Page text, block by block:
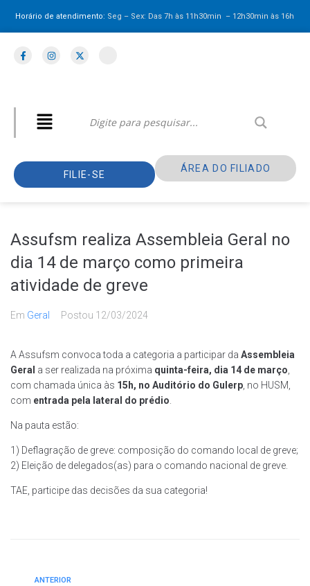
Horário de atendimento: Seg – Sex: Das 7h às 11h30min – 12h30minàs 16h
FILIE-SE
ÁREA DO FILIADO
Assufsm realiza Assembleia Geral no
dia 14 de março como primeira
atividade de greve
Em Geral Postou 12/03/2024
A Assufsm convoca toda a categoria a participar da Assembleia
Geral a ser realizada na próxima quinta-feira, dia 14 de março,
com chamada única às 15h, no Auditório do Gulerp, no HUSM,
com entrada pela lateral do prédio.
Na pauta estão:
1) Deflagração de greve: composição do comando local de greve;
2) Eleição de delegados(as) para o comando nacional de greve.
TAE, participe das decisões da sua categoria!
ANTERIOR